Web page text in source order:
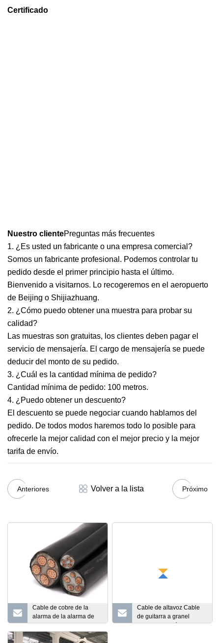
Certificado
Nuestro clientePreguntas más frecuentes
1. ¿Es usted un fabricante o una empresa comercial?
Somos un fabricante profesional. Podemos controlar tu
pedido desde el primer principio hasta el último.
Bienvenido a visitarnos. Lo recogeremos en el aeropuerto
de Beijing o Shijiazhuang.
2. ¿Cómo puedo obtener una muestra para probar su
calidad?
Las muestras son gratuitas, los clientes deben pagar el
servicio de mensajería. El cargo de mensajería se puede
deducir del monto de su pedido.
3. ¿Cuál es la cantidad mínima de pedido?
Cantidad mínima de pedido: 100 metros.
4. ¿Puedo obtener un descuento?
El descuento se puede negociar cuando hablamos del
pedido. De todos modos haremos todo lo posible para
ofrecerle la mejor calidad con el mejor precio y la mejor
tarifa de envío.
Anteriores Volver a la lista Próximo
Cable de cobre de la
alarma de la alarma de
seguridad contra
incendios de Fpl Fplr Fplp
Cable de altavoz Cable
de guitarra a granel
Cable de micrófono